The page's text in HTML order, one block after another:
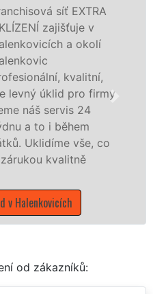
nabízíme pro
státní podniky,
Zlínském kraji
od zákazníků: